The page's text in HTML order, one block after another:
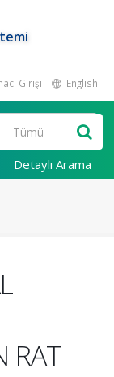
Girişi English
Detaylı Arama
RAT